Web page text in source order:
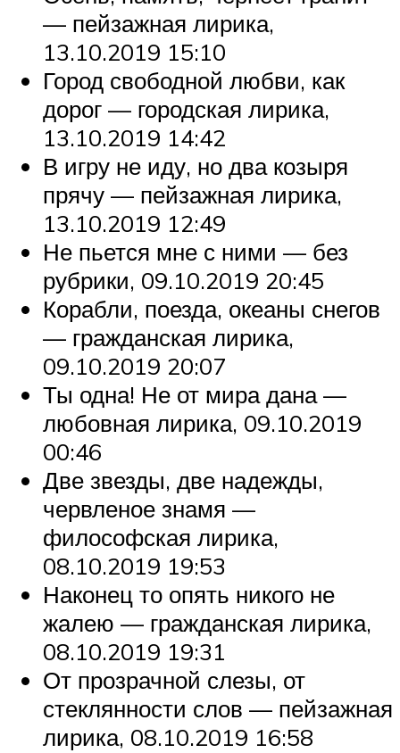
— пейзажная лирика,
13.10.2019 15:10
Город свободной любви, как
дорог — городская лирика,
13.10.2019 14:42
В игру не иду, но два козыря
прячу — пейзажная лирика,
13.10.2019 12:49
Не пьется мне с ними — без
рубрики, 09.10.2019 20:45
Корабли, поезда, океаны снегов
— гражданская лирика,
09.10.2019 20:07
Ты одна! Не от мира дана —
любовная лирика, 09.10.2019
00:46
Две звезды, две надежды,
червленое знамя —
философская лирика,
08.10.2019 19:53
Наконец то опять никого не
жалею — гражданская лирика,
08.10.2019 19:31
От прозрачной слезы, от
стеклянности слов — пейзажная
лирика, 08.10.2019 16:58